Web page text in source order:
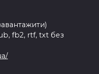
fb2, rtf, txt без